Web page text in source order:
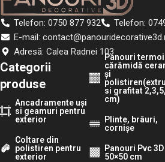
Telefon: 0750 877 932
Telefon:
E-mail:
Adresă: Calea Radnei 103
Categorii
produse
Ancadramente uși
si geamuri pentru
exterior
Coltare din
polistiren pentru
exterior
Panouri
cărămidă
și
si grafitat
cm)
Plinte, brâuri,
cornișe
Panouri Pvc 3D
50×50 cm